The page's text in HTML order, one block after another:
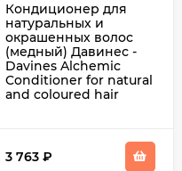
Кондиционер для
натуральных и
окрашенных волос
(медный) Давинес -
Davines Alchemic
Conditioner for natural
and coloured hair
3 763 ₽